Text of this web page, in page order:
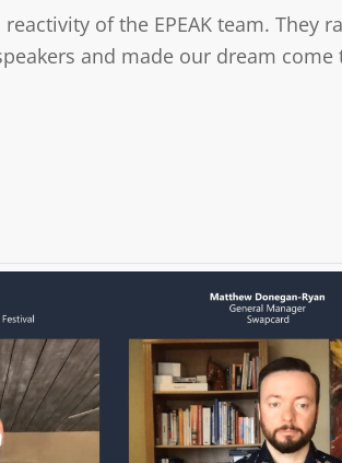
of the EPEAK team. They
and made our dream come